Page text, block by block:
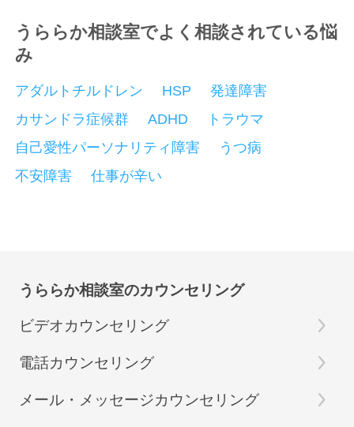
うららか相談室でよく相談されている悩
み
アダルトチルドレン HSP
発達障害
カサンドラ症候群
ADHD
トラウマ
自己愛性パーソナリティ障害
うつ病
不安障害
仕事が辛い
うららか相談室のカウンセリング
ビデオカウンセリング
電話カウンセリング
メール・メッセージカウンセリング